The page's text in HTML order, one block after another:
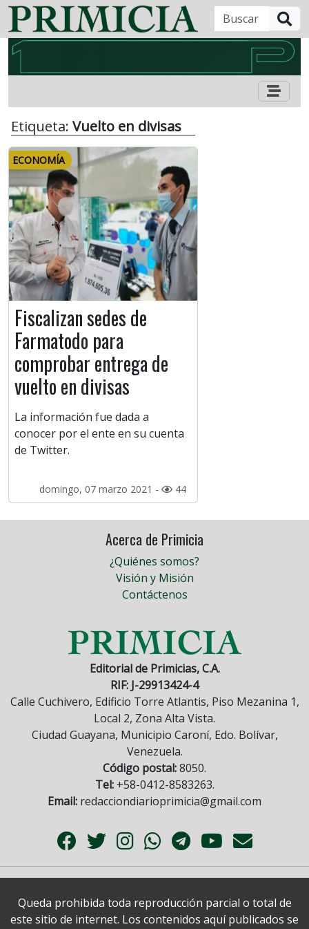
Etiqueta: Vuelto en divisas
ECONOMÍA
Fiscalizan sedes de
Farmatodo para
comprobar entrega de
vuelto en divisas
La información fue dada a
conocer por el ente en su cuenta
de Twitter.
domingo, 07 marzo 2021 - 44
Acerca de Primicia
¿Quiénes somos?
Visión y Misión
Contáctenos
Editorial de Primicias, C.A.
RIF: J-29913424-4
Calle Cuchivero, Edificio Torre Atlantis, Piso Mezanina 1,
Local 2, Zona Alta Vista.
Ciudad Guayana, Municipio Caroní, Edo. Bolívar,
Venezuela.
Código postal:8050.
Tel:+58-0412-8583263.
Email: redacciondiarioprimicia@gmail.com
Queda prohibida toda reproducción parcial o total de
este sitio de internet. Los contenidos aquí publicados se